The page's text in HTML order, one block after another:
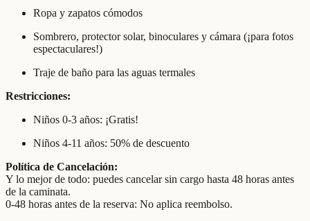
Ropa y zapatos cómodos
Sombrero, protector solar, binoculares y cámara (¡para fotos
espectaculares!)
Traje de baño para las aguas termales
Restricciones:
Niños 0-3 años: ¡Gratis!
Niños 4-11 años: 50% de descuento
Política de Cancelación:
Y lo mejor de todo: puedes cancelar sin cargo hasta 48 horas antes
de la caminata.
0-48 horas antes de la reserva: No aplica reembolso.